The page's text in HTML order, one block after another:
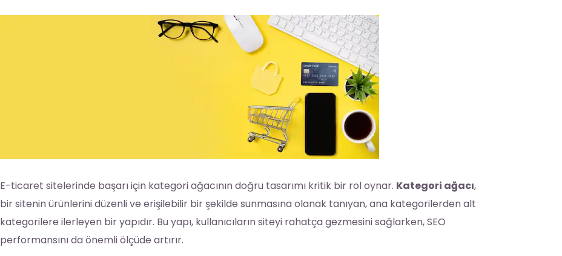
E-ticaret sitelerinde başarı için kategori ağacının doğru tasarımı kritik bir rol oynar. Kategori ağacı,
bir sitenin ürünlerini düzenli ve erişilebilir bir şekilde sunmasına olanak tanıyan, ana kategorilerden alt
kategorilere ilerleyen bir yapıdır. Bu yapı, kullanıcıların siteyi rahatça gezmesini sağlarken, SEO
performansını da önemli ölçüde artırır.